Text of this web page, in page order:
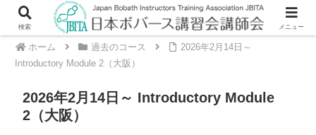
ホーム 過去のコース
2026年2月14日～
Introductory Module 2（大阪）
2026年2月14日～ Introductory Module
2（大阪）
検索 メニュー